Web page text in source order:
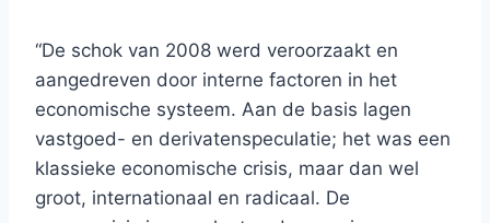
“De schok van 2008 werd veroorzaakt en
aangedreven door interne factoren in het
economische systeem. Aan de basis lagen
vastgoed- en derivatenspeculatie; het was een
klassieke economische crisis, maar dan wel
groot, internationaal en radicaal. De